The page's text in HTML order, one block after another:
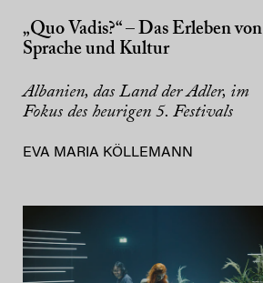
„Quo Vadis?“ – Das Erleben von
Sprache und Kultur
Albanien, das Land der Adler, im
Fokus des heurigen 5. Festivals
EVA MARIA KÖLLEMANN